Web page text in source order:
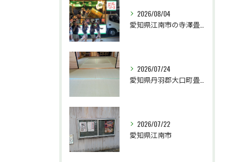
2026/08/04
2026/07/24
2026/07/22
愛知県江南市